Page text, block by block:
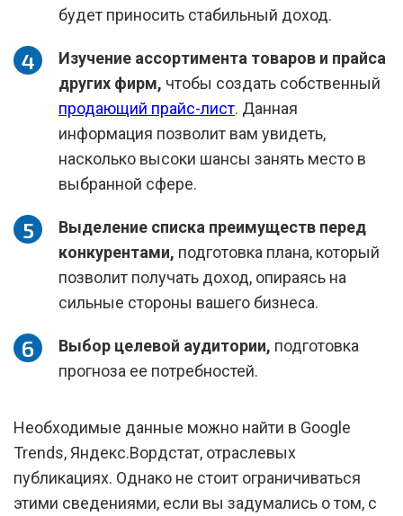
будет приносить стабильный доход.
Изучение ассортимента товаров и прайса
других фирм, чтобы создать собственный
продающий прайс-лист. Данная
информация позволит вам увидеть,
насколько высоки шансы занять место в
выбранной сфере.
Выделение списка преимуществ перед
конкурентами, подготовка плана, который
позволит получать доход, опираясь на
сильные стороны вашего бизнеса.
Выбор целевой аудитории, подготовка
прогноза ее потребностей.
Необходимые данные можно найти в Google
Trends, Яндекс.Вордстат, отраслевых
публикациях. Однако не стоит ограничиваться
этими сведениями, если вы задумались о том, с